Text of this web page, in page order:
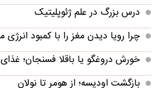
درس بزرگ در علم ژئوپلیتیک
چرا رویا دیدن مغز را با کمبود
خورش دروغگو یا باقلا فسنجان؛
بازگشت اودیسه؛ از هومر تا نولان